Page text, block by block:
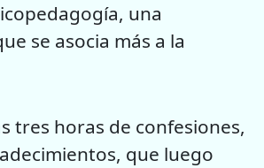
una
se asocia más a la
tres horas de confesiones,
que luego